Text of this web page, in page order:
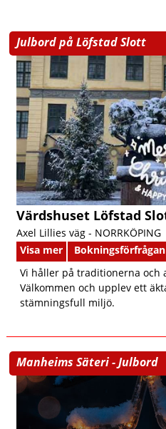
Julbord på Löfstad Slott
Värdshuset Löfstad
Axel Lillies väg - NORRKÖPING
Visa mer
Bokningsförfrågan
Vi håller på traditionerna och
Välkommen och upplev ett
stämningsfull miljö.
Manheims Säteri - Julbord